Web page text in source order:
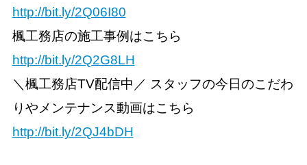
http://bit.ly/2Q06I80
楓工務店の施工事例はこちら
http://bit.ly/2Q2G8LH
＼楓工務店TV配信中／ スタッフの今日のこだわ
りやメンテナンス動画はこちら
http://bit.ly/2QJ4bDH